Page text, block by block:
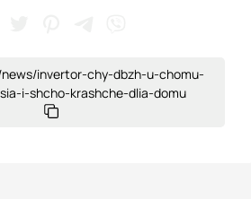
invertor-chy-dbzh-u-chomu-
i-shcho-krashche-dlia-domu